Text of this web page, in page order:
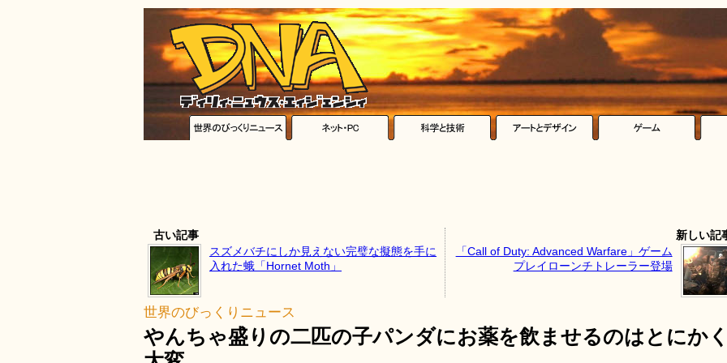
古い記事
スズメバチにしか見えない完璧な擬態を手に
入れた蛾「Hornet Moth」
新しい記
「Call of Duty: Advanced Warfare」ゲーム
プレイローンチトレーラー登場
世界のびっくりニュース
やんちゃ盛りの二匹の子パンダにお薬を飲ませるのはとにか